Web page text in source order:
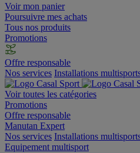
Voir mon panier
Poursuivre mes achats
Tous nos produits
Promotions
Offre responsable
Nos services Installations
Voir toutes les catégories
Promotions
Offre responsable
Manutan Expert
Nos services Installations
Equipement multisport